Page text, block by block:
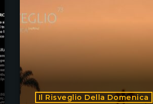
Il Risveglio Della Domenica